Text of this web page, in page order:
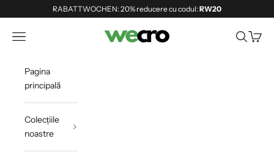
Sari la conținutRABATTWOCHEN: 20% reducere cu codul:RW20
Shopwecro
Deschide meniul de navigare Deschide
Pagina
principală
Colecțiile
noastre